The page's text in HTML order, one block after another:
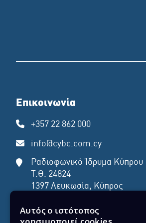
Επικοινωνία
+357 22 862 000
info@cybc.com.cy
Ραδιοφωνικό Ίδρυμα Κύπρου
Τ.Θ. 24824
1397 Λευκωσία, Κύπρος
Αυτός ο ιστότοπος